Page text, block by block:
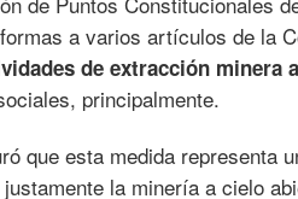
a varios artículos de la
de extracción minera
principalmente.
que esta medida representa
la minería a cielo